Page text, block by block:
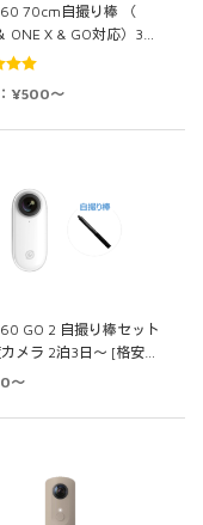
70cm自撮り棒 （
ONE X & GO対応）3…
¥500～
GO 2 自撮り棒セット
メラ 2泊3日～ [格安…
～